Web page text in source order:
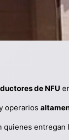
de NFU
operarios
entregan